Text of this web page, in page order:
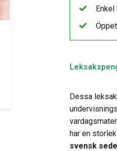
Dessa
har en
svensk